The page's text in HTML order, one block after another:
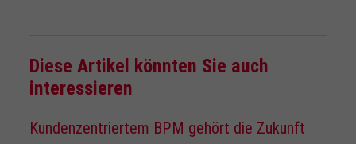
Diese Artikel könnten Sie auch
interessieren
Kundenzentriertem BPM gehört die Zukunft